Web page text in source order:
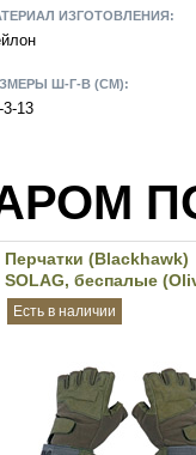
ИЗГОТОВЛЕНИЯ:
Ш-Г-В (СМ):
3-13
Перчатки (Blackhawk)
SOLAG, беспалые
реплика
Есть в наличии